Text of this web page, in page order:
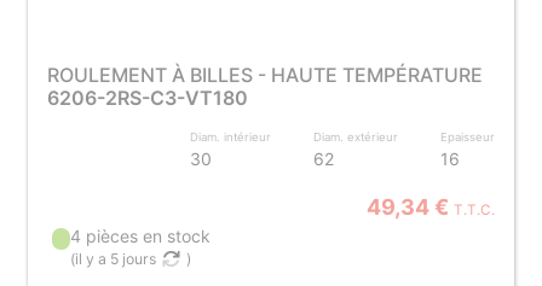
ROULEMENT À BILLES - HAUTE TEMPÉRATURE
6206-2RS-C3-VT180
Diam. intérieur
30
Diam. extérieur
62
Epaisseur
16
49,34 € T.T.C.
4 pièces en stock
(il y a 5 jours )